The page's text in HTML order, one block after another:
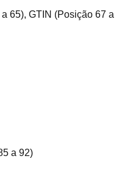
65), GTIN (Posição 67 a
a 92)